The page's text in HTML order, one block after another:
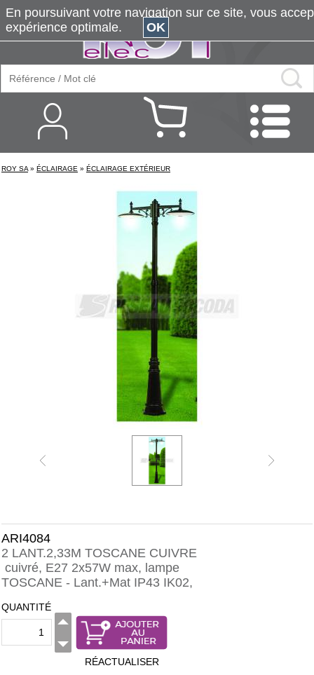
ROY SA » ÉCLAIRAGE » ÉCLAIRAGE EXTÉRIEUR
ARI4084
2 LANT.2,33M TOSCANE CUIVRE
cuivré, E27 2x57W max, lampe
TOSCANE - Lant.+Mat IP43 IK02,
QUANTITÉ
RÉACTUALISER
En poursuivant votre navigation sur ce site, vous
expérience optimale.
OK